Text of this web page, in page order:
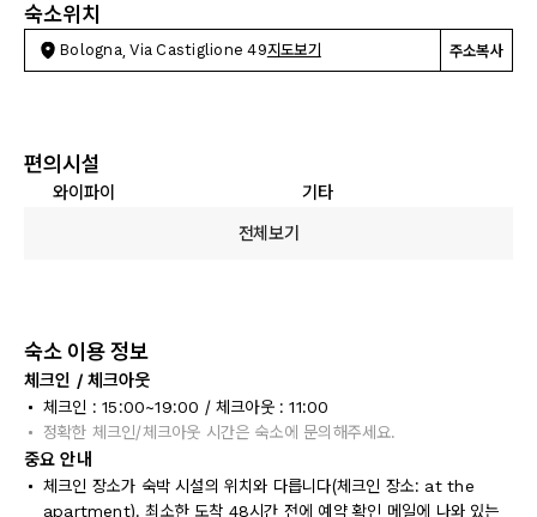
숙소위치
Bologna, Via Castiglione 49지도보기 주소복사
편의시설
와이파이
기타
전체보기
숙소 이용 정보
체크인 / 체크아웃
체크인 : 15:00~19:00 / 체크아웃 : 11:00
정확한 체크인/체크아웃 시간은 숙소에 문의해주세요.
중요 안내
체크인 장소가 숙박 시설의 위치와 다릅니다(체크인 장소: at the
apartment). 최소한 도착 48시간 전에 예약 확인 메일에 나와 있는